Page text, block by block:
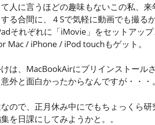
人に言うほどの趣味もないこの私、
る合間に、４Sで気軽に動画でも撮る
それぞれに「iMovie」をセットアッ
Mac / iPhone / iPod touchもゲット。
は、MacBookAirにプリインストール
外と面白かったからなんですが・・・
ので、正月休み中にでもちょっくら
を日課にしてみようかと。。